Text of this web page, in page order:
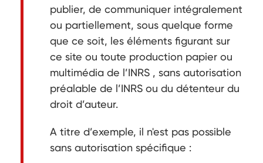
publier, de communiquer intégralement
ou partiellement, sous quelque forme
que ce soit, les éléments figurant sur
ce site ou toute production papier ou
multimédia de l’INRS , sans autorisation
préalable de l’INRS ou du détenteur du
droit d’auteur.
A titre d’exemple, il n'est pas possible
sans autorisation spécifique :